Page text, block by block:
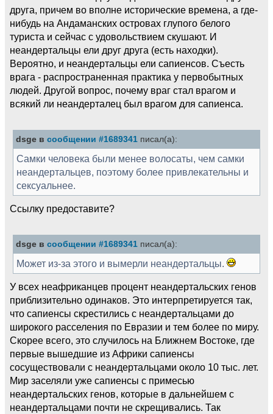
друга, причем во вполне исторические времена, а где-
нибудь на Андаманских островах глупого белого
туриста и сейчас с удовольствием скушают. И
неандертальцы ели друг друга (есть находки).
Вероятно, и неандертальцы ели сапиенсов. Съесть
врага - распространенная практика у первобытных
людей. Другой вопрос, почему враг стал врагом и
всякий ли неандерталец был врагом для сапиенса.
dsge в сообщении #1689341 писал(а):
Самки человека были менее волосаты, чем самки
неандертальцев, поэтому более привлекательны и
сексуальнее.
Ссылку предоставите?
dsge в сообщении #1689341 писал(а):
Может из-за этого и вымерли неандертальцы.
У всех неафриканцев процент неандертальских генов
приблизительно одинаков. Это интерпретируется так,
что сапиенсы скрестились с неандертальцами до
широкого расселения по Евразии и тем более по миру.
Скорее всего, это случилось на Ближнем Востоке, где
первые вышедшие из Африки сапиенсы
сосуществовали с неандертальцами около 10 тыс. лет.
Мир заселяли уже сапиенсы с примесью
неандертальских генов, которые в дальнейшем с
неандертальцами почти не скрещивались. Так